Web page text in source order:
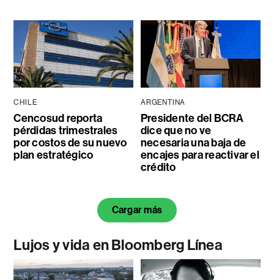
CHILE
Cencosud reporta
pérdidas trimestrales
por costos de su nuevo
plan estratégico
ARGENTINA
Presidente del BCRA
dice que no ve
necesaria una baja de
encajes para reactivar el
crédito
Cargar más
Lujos y vida en Bloomberg Línea